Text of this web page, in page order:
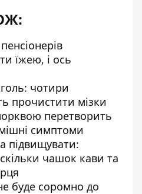
їжею, і ось
чотири
прочистити мізки
перетворить
симптоми
підвищувати:
чашок кави та
буде соромно до